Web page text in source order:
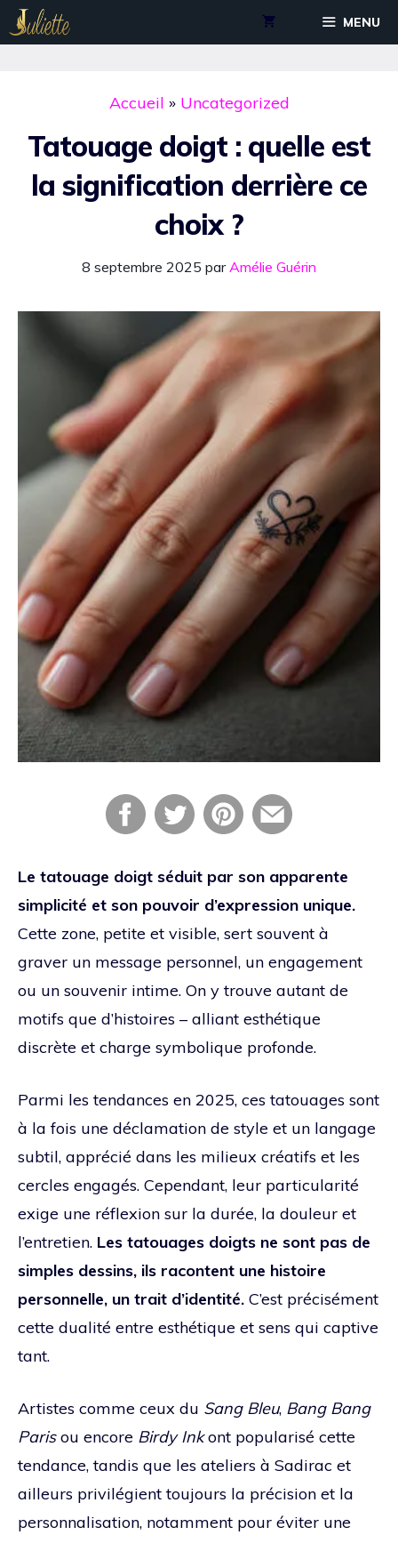
Aller
au
MENU
Accueil » Uncategorized
Tatouage doigt : quelle est
la signification derrière ce
choix ?
8 septembre 2025 parAmélie Guérin
Le tatouage doigt séduit par son apparente
simplicité et son pouvoir d’expression unique.
Cette zone, petite et visible, sert souvent à
graver un message personnel, un engagement
ou un souvenir intime. On y trouve autant de
motifs que d’histoires – alliant esthétique
discrète et charge symbolique profonde.
Parmi les tendances en 2025, ces tatouages sont
à la fois une déclamation de style et un langage
subtil, apprécié dans les milieux créatifs et les
cercles engagés. Cependant, leur particularité
exige une réflexion sur la durée, la douleur et
l’entretien. Les tatouages doigts ne sont pas de
simples dessins, ils racontent une histoire
personnelle, un trait d’identité. C’est précisément
cette dualité entre esthétique et sens qui captive
tant.
Artistes comme ceux du Sang Bleu, Bang Bang
Parisou encore Birdy Inkont popularisé cette
tendance, tandis que les ateliers à Sadirac et
ailleurs privilégient toujours la précision et la
personnalisation, notamment pour éviter une